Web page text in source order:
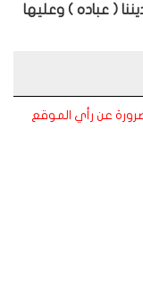
( عباده ) وعليها
عن رأي الموقع